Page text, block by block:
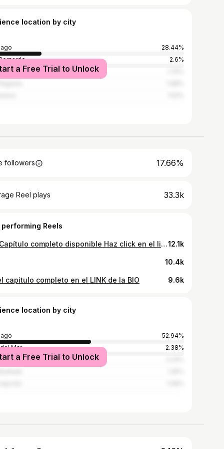
location by city
28.44%
2.6%
a Free Trial to Unlock
followers 17.66%
Reel plays 33.3k
performing Reels
🚨🎙️ Capítulo completo disponible Haz click en el link de la BIO ✨ Encuéntranos en Spotify o YouTube como Sin Ofender Podcast #podcastchile #chilepodcast #podcastargentina #podcastmexico #podcastespaña12.1k
10.4k
capitulo completo en el LINK de la BIO 9.6k
location by city
52.94%
Mar
2.38%
a Free Trial to Unlock